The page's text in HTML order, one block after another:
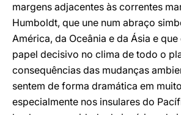
margens adjacentes às correntes
Humboldt, que une num abraço
América, da Oceânia e da Ásia e
papel decisivo no clima de todo o
consequências das mudanças
sentem de forma dramática em
especialmente nos insulares do